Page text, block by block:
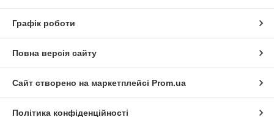
Графік роботи
Повна версія сайту
Сайт створено на маркетплейсі Prom.ua
Політика конфіденційності